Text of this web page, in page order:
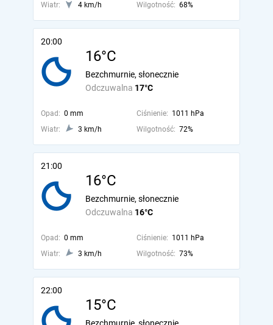
Wiatr:
4 km/h Wilgotność: 68%
20:00
16°C
Odczuwalna 17°C
Bezchmurnie, słonecznie
Opad: 0 mm Ciśnienie: 1011 hPa
Wiatr:
3 km/h Wilgotność: 72%
21:00
16°C
Odczuwalna 16°C
Bezchmurnie, słonecznie
Opad: 0 mm Ciśnienie: 1011 hPa
Wiatr:
3 km/h Wilgotność: 73%
22:00
15°C